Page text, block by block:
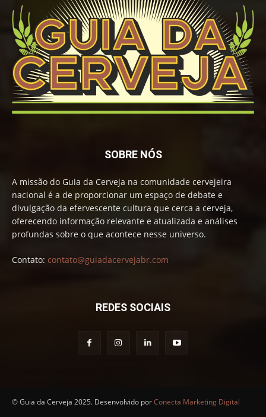
SOBRE NÓS
A missão do Guia da Cerveja na comunidade cervejeira
nacional é a de proporcionar um espaço de debate e
divulgação da efervescente cultura que cerca a cerveja,
oferecendo informação relevante e atualizada e análises
profundas sobre o que acontece nesse universo.
Contato: contato@guiadacervejabr.com
REDES SOCIAIS
© Guia da Cerveja 2025. Desenvolvido porConecta Marketing Digital